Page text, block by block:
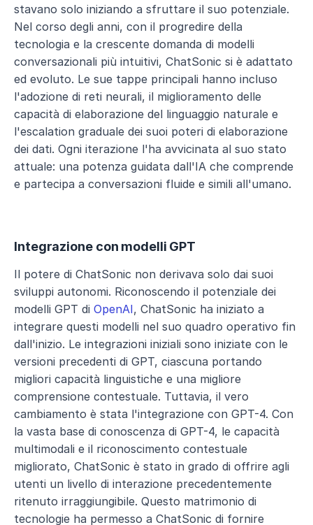
stavano solo iniziando a sfruttare il suo potenziale.
Nel corso degli anni, con il progredire della
tecnologia e la crescente domanda di modelli
conversazionali più intuitivi, ChatSonic si è adattato
ed evoluto. Le sue tappe principali hanno incluso
l'adozione di reti neurali, il miglioramento delle
capacità di elaborazione del linguaggio naturale e
l'escalation graduale dei suoi poteri di elaborazione
dei dati. Ogni iterazione l'ha avvicinata al suo stato
attuale: una potenza guidata dall'IA che comprende
e partecipa a conversazioni fluide e simili all'umano.
Integrazione con modelli GPT
Il potere di ChatSonic non derivava solo dai suoi
sviluppi autonomi. Riconoscendo il potenziale dei
modelli GPT di OpenAI, ChatSonic ha iniziato a
integrare questi modelli nel suo quadro operativo fin
dall'inizio. Le integrazioni iniziali sono iniziate con le
versioni precedenti di GPT, ciascuna portando
migliori capacità linguistiche e una migliore
comprensione contestuale. Tuttavia, il vero
cambiamento è stata l'integrazione con GPT-4. Con
la vasta base di conoscenza di GPT-4, le capacità
multimodali e il riconoscimento contestuale
migliorato, ChatSonic è stato in grado di offrire agli
utenti un livello di interazione precedentemente
ritenuto irraggiungibile. Questo matrimonio di
tecnologie ha permesso a ChatSonic di fornire